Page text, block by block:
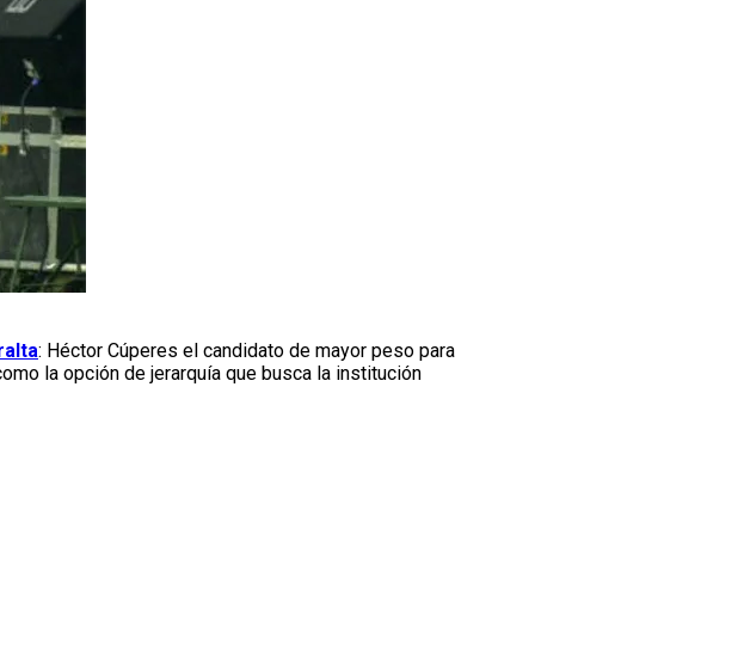
: Héctor Cúperes el candidato de mayor peso para
la opción de jerarquía que busca la institución